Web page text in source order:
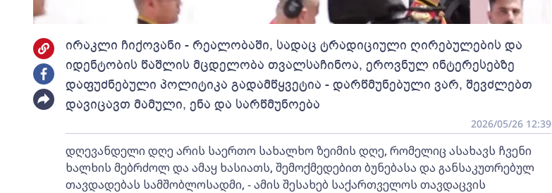
ირაკლი ჩიქოვანი - რეალობაში, სადაც ტრადიციული ღირებულების და
იდენტობის წაშლის მცდელობა თვალსაჩინოა, ეროვნულ ინტერესებზე
დაფუძნებული პოლიტიკა გადამწყვეტია - დარწმუნებული ვარ, შევძლებთ
დავიცავთ მამული, ენა და სარწმუნოება
2026/05/26 12:39
დღევანდელი დღე არის საერთო სახალხო ზეიმის დღე, რომელიც ასახავს ჩვენი
ხალხის მებრძოლ და ამაყ ხასიათს, შემოქმედებით ბუნებასა და განსაკუთრებულ
თავდადებას სამშობლოსადმი, - ამის შესახებ საქართველოს თავდაცვის